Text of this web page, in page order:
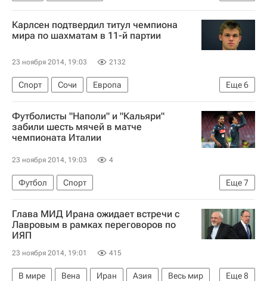
Заключительный этап чемпионата "Формулы-1" 2014 года - Гран-при Абу-Даби, 21-23 ноября
Формула-1
Мерседес Льюис Хэмилтон
Карлсен подтвердил титул чемпиона
мира по шахматам в 11-й партии
23 ноября 2014, 19:03 2132
Еще6
Спорт Сочи
Европа
Краснодарский край
Весь мир
Южный ФО
Магнус Карлсен
Ананд Вишванатан
Футболисты "Наполи" и "Кальяри"
забили шесть мячей в матче
чемпионата Италии
23 ноября 2014, 19:03 4
Еще7
Футбол
Спорт
Серия А 2026-2027 (Чемпионат Италии по футболу)
Кальяри
Фиорентина Чезена
Удинезе
Наполи
Глава МИД Ирана ожидает встречи с
Лавровым в рамках переговоров по
ИЯП
23 ноября 2014, 19:01 415
Еще8
В мире Вена Иран Азия
Весь мир